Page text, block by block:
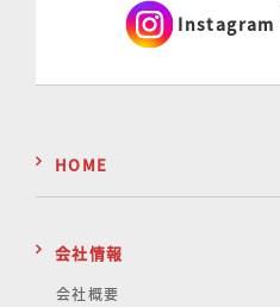
Instagram
HOME
会社情報
会社概要